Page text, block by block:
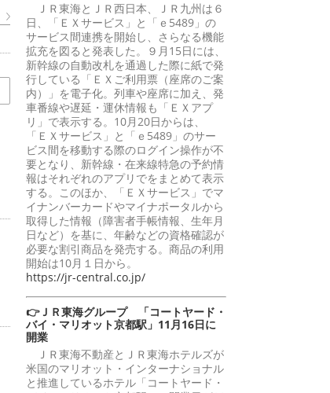
ＪＲ東海とＪＲ西日本、ＪＲ九州は６
日、「ＥＸサービス」と「ｅ5489」の
サービス間連携を開始し、さらなる機能
拡充を図ると発表した。９月15日には、
新幹線の自動改札を通過した際に紙で発
行している「ＥＸご利用票（座席のご案
内）」を電子化。列車や座席に加え、発
車番線や遅延・運休情報も「ＥＸアプ
リ」で表示する。10月20日からは、
「ＥＸサービス」と「ｅ5489」のサー
ビス間を移動する際のログイン操作が不
要となり、新幹線・在来線特急の予約情
報はそれぞれのアプリでをまとめて表示
する。このほか、「ＥＸサービス」でマ
イナンバーカードやマイナポータルから
取得した情報（障害者手帳情報、生年月
日など）を基に、年齢などの資格確認が
必要な割引商品を発売する。商品の利用
開始は10月１日から。
https://jr-central.co.jp/
👉ＪＲ東海グループ 「コートヤード・
バイ・マリオット京都駅」11月16日に
開業
ＪＲ東海不動産とＪＲ東海ホテルズが
米国のマリオット・インターナショナル
と推進しているホテル「コートヤード・